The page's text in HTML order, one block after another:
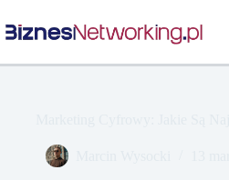
do
treści